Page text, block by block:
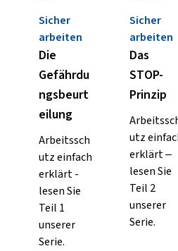
Sicher
arbeiten
Die
Gefährdu
ngsbeurt
eilung
Arbeitssch
utz einfach
erklärt -
lesen Sie
Teil 1
unserer
Serie.
Sicher
arbeiten
Das
STOP-
Prinzip
utz
erklärt –
lesen Sie
Teil 2
unserer
Serie.